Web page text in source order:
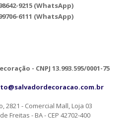
9215 (WhatsApp)
6111 (WhatsApp)
- CNPJ 13.993.595/0001-75
2821 - Comercial Mall, Loja 03
Freitas - BA - CEP 42702-400